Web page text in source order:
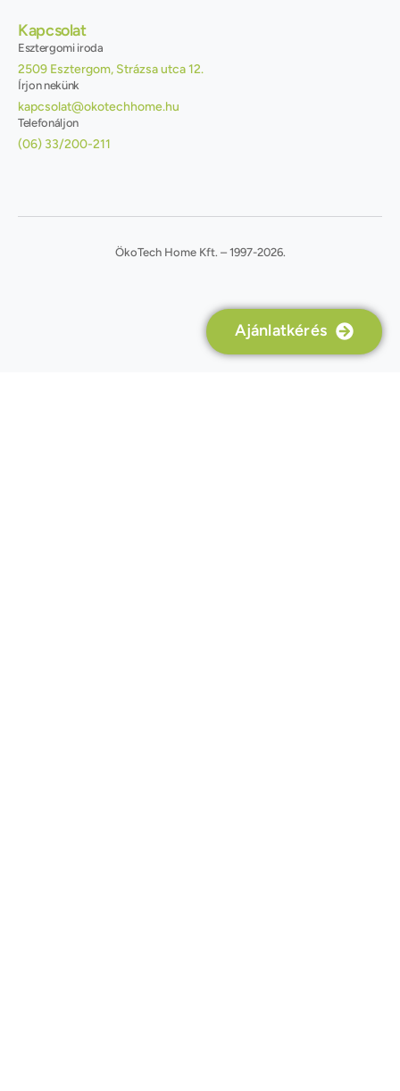
Kapcsolat
Esztergomi iroda
2509 Esztergom, Strázsa utca 12.
Írjon nekünk
kapcsolat@okotechhome.hu
Telefonáljon
(06) 33/200-211
ÖkoTech Home Kft. – 1997-2026.
Ajánlatkérés